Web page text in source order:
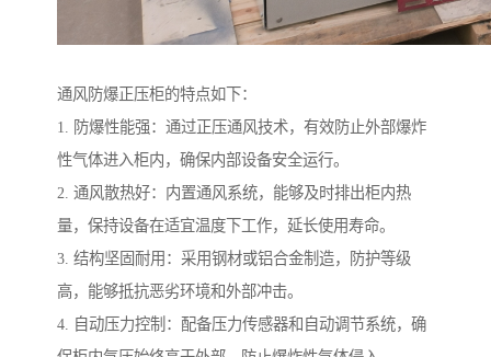
通风防爆正压柜的特点如下：
1. 防爆性能强：通过正压通风技术，有效防止外部爆炸
性气体进入柜内，确保内部设备安全运行。
2. 通风散热好：内置通风系统，能够及时排出柜内热
量，保持设备在适宜温度下工作，延长使用寿命。
3. 结构坚固耐用：采用钢材或铝合金制造，防护等级
高，能够抵抗恶劣环境和外部冲击。
4. 自动压力控制：配备压力传感器和自动调节系统，确